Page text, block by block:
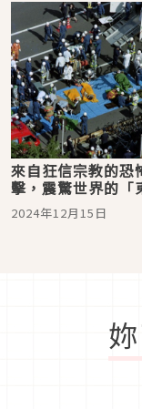
來自狂信宗教的恐
擊，震驚世界的「
下鐵沙林毒氣事件」
2024年12月15日